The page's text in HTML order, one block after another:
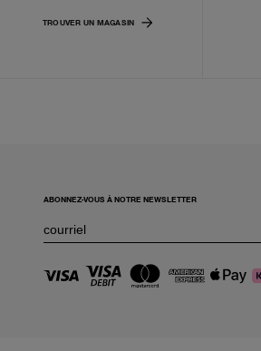
TROUVER UN MAGASIN
ABONNEZ-VOUS À NOTRE NEWSLETTER